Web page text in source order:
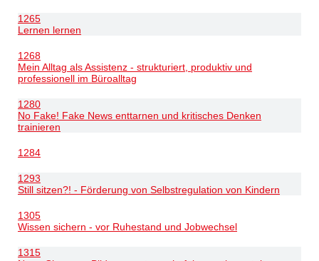
1265
Lernen lernen
1268
Mein Alltag als Assistenz - strukturiert, produktiv und
professionell im Büroalltag
1280
No Fake! Fake News enttarnen und kritisches Denken
trainieren
1284
1293
Still sitzen?! - Förderung von Selbstregulation von Kindern
1305
Wissen sichern - vor Ruhestand und Jobwechsel
1315